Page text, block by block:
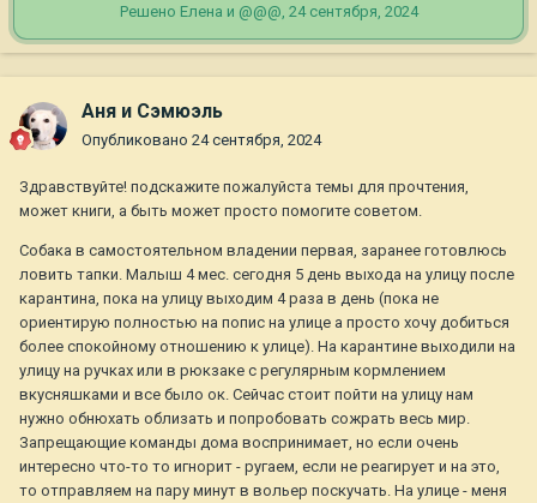
Решено Елена и @@@, 24 сентября, 2024
Аня и Сэмюэль
Опубликовано 24 сентября, 2024
Здравствуйте! подскажите пожалуйста темы для прочтения,
может книги, а быть может просто помогите советом.
Собака в самостоятельном владении первая, заранее готовлюсь
ловить тапки. Малыш 4 мес. сегодня 5 день выхода на улицу после
карантина, пока на улицу выходим 4 раза в день (пока не
ориентирую полностью на попис на улице а просто хочу добиться
более спокойному отношению к улице). На карантине выходили на
улицу на ручках или в рюкзаке с регулярным кормлением
вкусняшками и все было ок. Сейчас стоит пойти на улицу нам
нужно обнюхать облизать и попробовать сожрать весь мир.
Запрещающие команды дома воспринимает, но если очень
интересно что-то то игнорит - ругаем, если не реагирует и на это,
то отправляем на пару минут в вольер поскучать. На улице - меня